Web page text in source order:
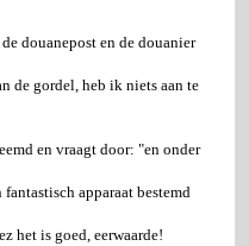
douanepost en de douanier
de gordel, heb ik niets aan te
en vraagt door: "en onder
apparaat bestemd
het is goed, eerwaarde!